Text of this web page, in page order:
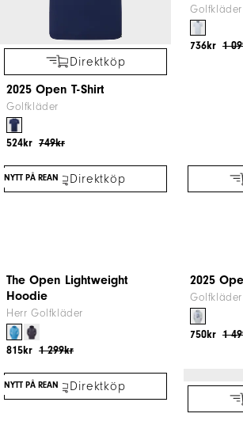
Direktköp
2025 Open T-Shirt
Golfkläder
749kr
524kr
NYTT PÅ REAN
Direktköp
The Open Lightweight
Golfkläder